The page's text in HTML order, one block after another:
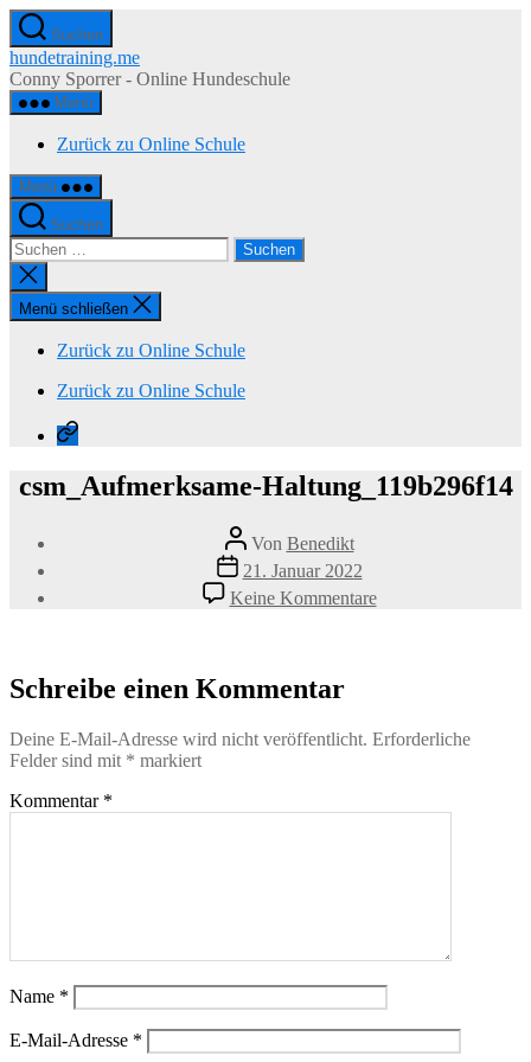
Zum
Inhalt
springen
Suchen
hundetraining.me
Conny Sporrer - Online Hundeschule
Menü
Zurück zu Online Schule
Menü
Suchen
Suchen
nach:
Suche
schließen
Menü schließen
Zurück zu Online Schule
Zurück zu Online Schule
Zurück
zu
Online
Schule
csm_Aufmerksame-Haltung_119b296f14
Beitragsautor
Von Benedikt
Veröffentlichungsdatum
21. Januar 2022
Keine Kommentarezu
csm_Aufmerksame-
Schreibe einen Kommentar
Deine E-Mail-Adresse wird nicht veröffentlicht. Erforderliche
Felder sind mit * markiert
Kommentar *
Name *
E-Mail-Adresse *